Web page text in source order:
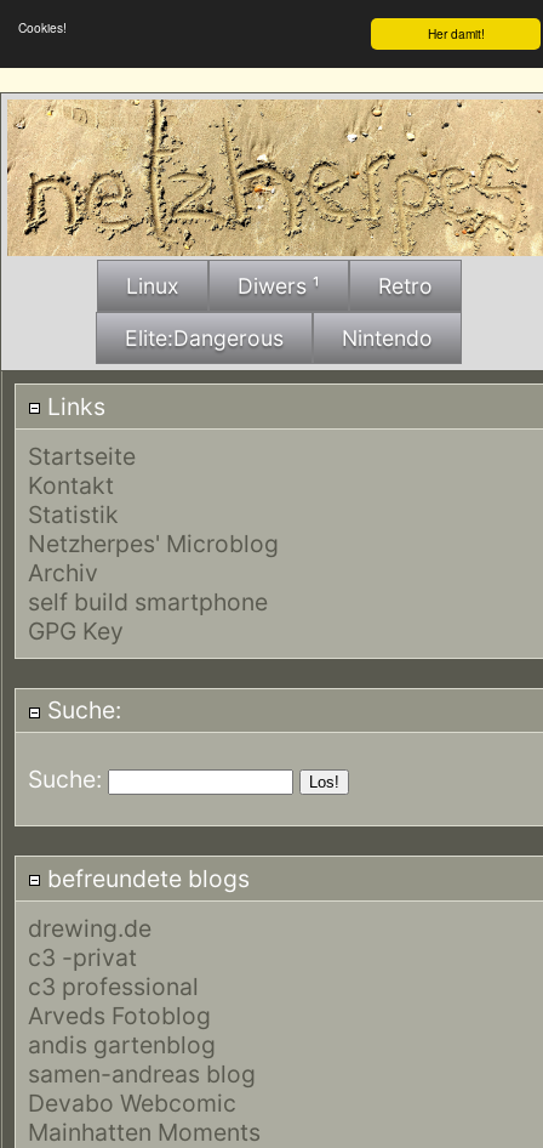
Her damit!
Cookies!
Linux Diwers ¹ Retro
Elite:Dangerous Nintendo
Links
Startseite
Kontakt
Statistik
Netzherpes' Microblog
Archiv
self build smartphone
GPG Key
Suche:
Suche:
befreundete blogs
drewing.de
c3 -privat
c3 professional
Arveds Fotoblog
andis gartenblog
samen-andreas blog
Devabo Webcomic
Mainhatten Moments